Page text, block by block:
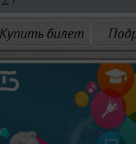
Купить билет